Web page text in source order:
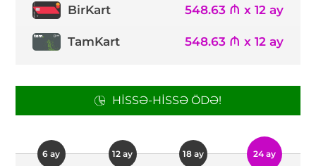
BirKart 548.63 ₼ x 12 ay
TamKart 548.63 ₼ x 12 ay
HISSƏ-HISSƏ ÖDƏ!
6 ay 12 ay 18 ay 24 ay